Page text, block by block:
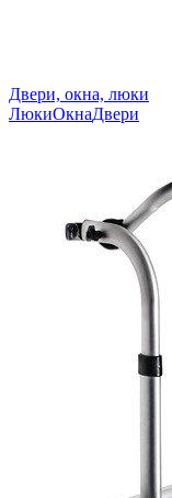
Двери, окна, люки
ЛюкиОкнаДвери